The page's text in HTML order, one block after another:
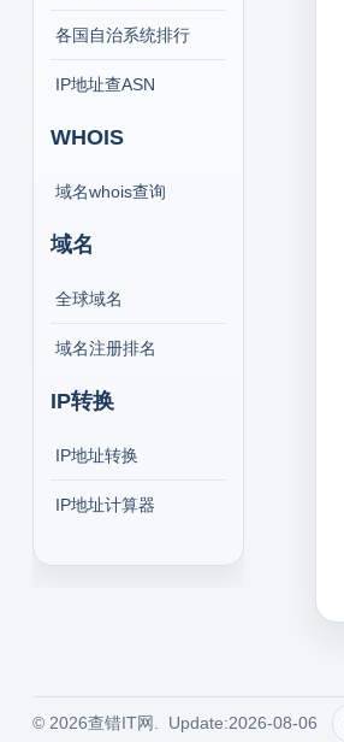
各国自治系统排行
IP地址查ASN
WHOIS
域名whois查询
域名
全球域名
域名注册排名
IP转换
IP地址转换
IP地址计算器
© 2026查错IT网. Update:2026-08-06